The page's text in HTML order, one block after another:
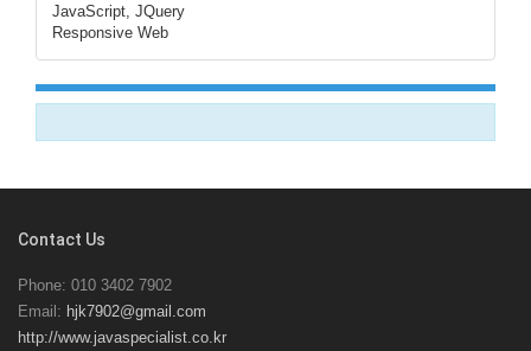
JavaScript, JQuery
Responsive Web
Contact Us
Phone: 010 3402 7902
Email: hjk7902@gmail.com
http://www.javaspecialist.co.kr